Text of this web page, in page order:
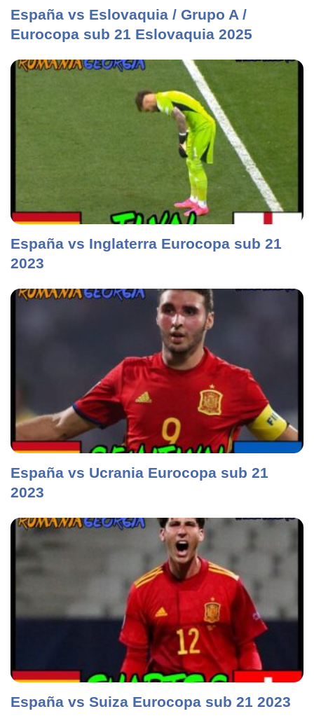
España vs Eslovaquia / Grupo A /
Eurocopa sub 21 Eslovaquia 2025
España vs Inglaterra Eurocopa sub 21
2023
España vs Ucrania Eurocopa sub 21
2023
España vs Suiza Eurocopa sub 21 2023